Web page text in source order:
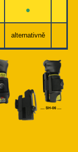
•
alternativně